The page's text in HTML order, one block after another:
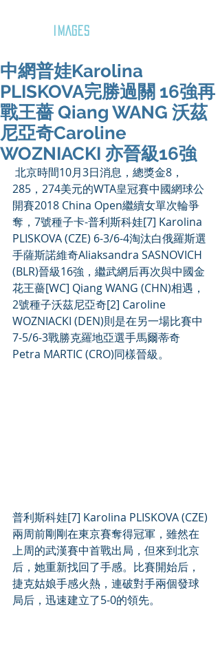
IMAGES
中網普娃Karolina
PLISKOVA完勝過關 16強再
戰王薔 Qiang WANG 沃茲
尼亞奇Caroline
WOZNIACKI 亦晉級16強
285，274美元的WTA皇冠賽中國網球公
開賽2018 China Open繼續女單次輪爭
奪，7號種子卡-普利斯科娃[7] Karolina
PLISKOVA (CZE) 6-3/6-4淘汰白俄羅斯選
手薩斯諾維奇Aliaksandra SASNOVICH
(BLR)晉級16強，繼武網后再次與中國金
花王薔[WC] Qiang WANG (CHN)相遇，
2號種子沃茲尼亞奇[2] Caroline
WOZNIACKI (DEN)則是在另一場比賽中
7-5/6-3戰勝克羅地亞選手馬爾蒂奇
Petra MARTIC (CRO)同樣晉級。
普利斯科娃[7] Karolina PLISKOVA (CZE)
兩周前剛剛在東京賽奪得冠軍，雖然在
上周的武漢賽中首戰出局，但來到北京
后，她重新找回了手感。比賽開始后，
捷克姑娘手感火熱，連破對手兩個發球
局后，迅速建立了5-0的領先。